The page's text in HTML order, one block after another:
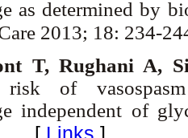
as determined by
2013; 18: 234-
T, Rughani A,
risk of
independent of
[ Links ]